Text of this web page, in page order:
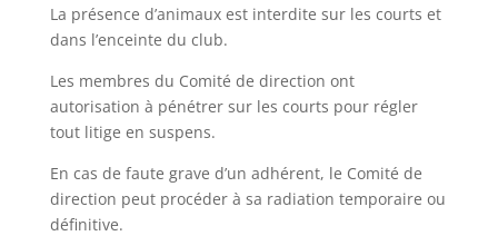
La présence d’animaux est interdite sur les courts et
dans l’enceinte du club.
Les membres du Comité de direction ont
autorisation à pénétrer sur les courts pour régler
tout litige en suspens.
En cas de faute grave d’un adhérent, le Comité de
direction peut procéder à sa radiation temporaire ou
définitive.